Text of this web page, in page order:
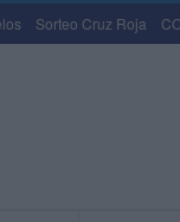
Sorteo Cruz Roja